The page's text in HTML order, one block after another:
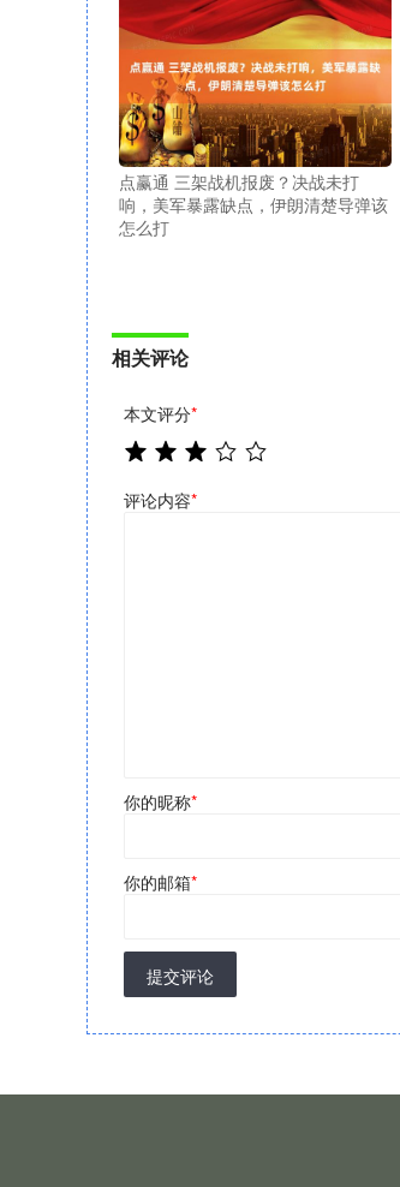
点赢通 三架战机报废？决战未打
响，美军暴露缺点，伊朗清楚导弹该
怎么打
相关评论
本文评分*
评论内容*
你的昵称*
你的邮箱*
提交评论